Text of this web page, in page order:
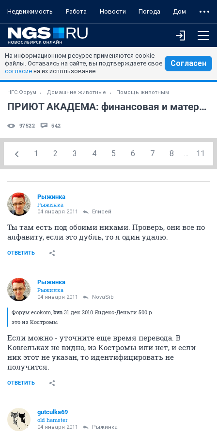
Недвижимость Работа Новости Погода Дом
На информационном ресурсе применяются cookie-
файлы. Оставаясь на сайте, вы подтверждаете свое
согласие на их использование.
Согласен
НГС.Форум Домашние животные Помощь животным
ПРИЮТ АКАДЕМА: финансовая и материальная помощь
97522 542
1 2 3 4 5 6 7 8 ... 11
Рыжинка
Рыжинка
04 января 2011 Елисей
Ты там есть под обоими никами. Проверь, они все по
алфавиту, если это дубль, то я один удалю.
ОТВЕТИТЬ
Рыжинка
Рыжинка
04 января 2011 NovaSib
Форум ecokom, bvn31 дек 2010 Яндекс-Деньги 500 р.
это из Костромы
Если можно - уточните еще время перевода. В
Кошельках не видно, из Костромы или нет, и если
ник этот не указан, то идентифицировать не
получится.
ОТВЕТИТЬ
gutculka69
old hamster
04 января 2011 Рыжинка